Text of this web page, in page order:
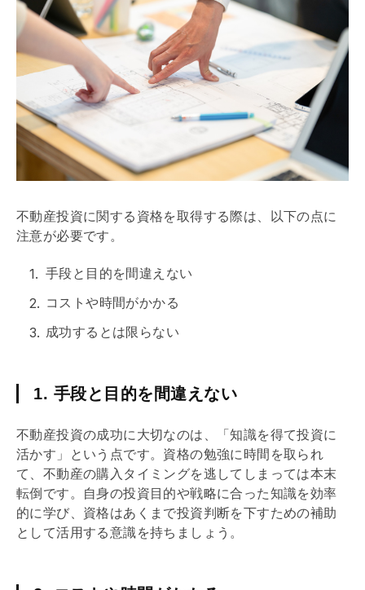
不動産投資に関する資格を取得する際は、以下の点に
注意が必要です。
手段と目的を間違えない
コストや時間がかかる
成功するとは限らない
1. 手段と目的を間違えない
不動産投資の成功に大切なのは、「知識を得て投資に
活かす」という点です。資格の勉強に時間を取られ
て、不動産の購入タイミングを逃してしまっては本末
転倒です。自身の投資目的や戦略に合った知識を効率
的に学び、資格はあくまで投資判断を下すための補助
として活用する意識を持ちましょう。